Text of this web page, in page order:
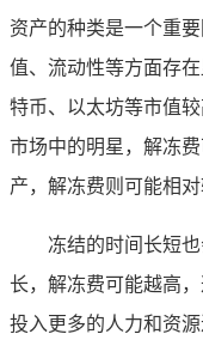
资产的种类是一个重
值、流动性等方面存
特币、以太坊等市值
市场中的明星，解冻
产，解冻费则可能相
冻结的时间长短
长，解冻费可能越高
投入更多的人力和资